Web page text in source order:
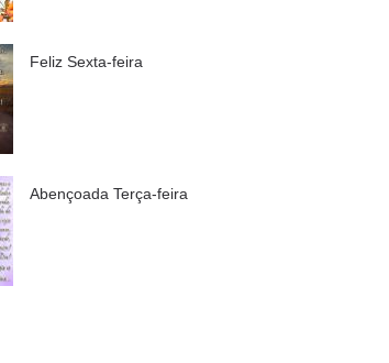
Feliz Sexta-feira
Abençoada Terça-feira